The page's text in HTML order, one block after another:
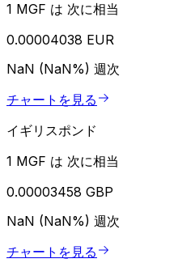
1 MGF は 次に相当
0.00004038 EUR
NaN (NaN%) 週次
チャートを見る
イギリスポンド
1 MGF は 次に相当
0.00003458 GBP
NaN (NaN%) 週次
チャートを見る